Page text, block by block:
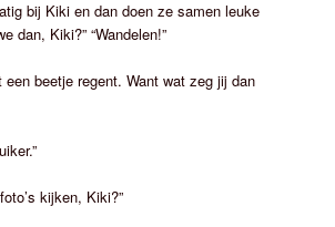
bij Kiki en dan doen ze samen leuke
dan, Kiki?” “Wandelen!”
een beetje regent. Want wat zeg jij dan
kijken, Kiki?”